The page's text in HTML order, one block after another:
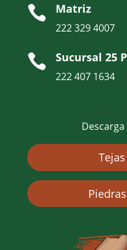
 Matriz
222 329 4007
 Sucursal 25
222 407 1634